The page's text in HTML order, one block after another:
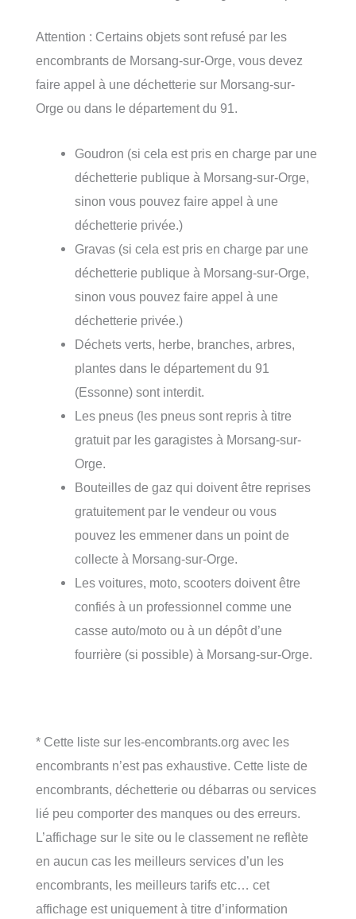
Attention : Certains objets sont refusé par les
encombrants de Morsang-sur-Orge, vous devez
faire appel à une déchetterie sur Morsang-sur-
Orge ou dans le département du 91.
Goudron (si cela est pris en charge par une
déchetterie publique à Morsang-sur-Orge,
sinon vous pouvez faire appel à une
déchetterie privée.)
Gravas (si cela est pris en charge par une
déchetterie publique à Morsang-sur-Orge,
sinon vous pouvez faire appel à une
déchetterie privée.)
Déchets verts, herbe, branches, arbres,
plantes dans le département du 91
(Essonne) sont interdit.
Les pneus (les pneus sont repris à titre
gratuit par les garagistes à Morsang-sur-
Orge.
Bouteilles de gaz qui doivent être reprises
gratuitement par le vendeur ou vous
pouvez les emmener dans un point de
collecte à Morsang-sur-Orge.
Les voitures, moto, scooters doivent être
confiés à un professionnel comme une
casse auto/moto ou à un dépôt d’une
fourrière (si possible) à Morsang-sur-Orge.
* Cette liste sur les-encombrants.org avec les
encombrants n’est pas exhaustive. Cette liste de
encombrants, déchetterie ou débarras ou services
lié peu comporter des manques ou des erreurs.
L’affichage sur le site ou le classement ne reflète
en aucun cas les meilleurs services d’un les
encombrants, les meilleurs tarifs etc… cet
affichage est uniquement à titre d’information